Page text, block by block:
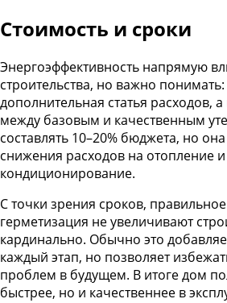
Стоимость и сроки
Энергоэффективность напрямую
строительства, но важно
дополнительная статья расходов,
между базовым и качественным
составлять 10–20% бюджета, но
снижения расходов на отопление и
кондиционирование.
С точки зрения сроков,
герметизация не увеличивают
кардинально. Обычно это
каждый этап, но позволяет
проблем в будущем. В итоге дом
быстрее, но и качественнее в